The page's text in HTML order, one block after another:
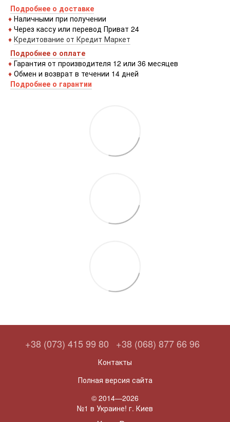
Подробнее о доставке
♦ Наличными при получении
♦ Через кассу или перевод Приват 24
♦ Кредитование от Кредит Маркет
Подробнее о оплате
♦ Гарантия от производителя 12 или 36 месяцев
♦ Обмен и возврат в течении 14 дней
Подробнее о гарантии
+38 (073) 415 99 80 +38 (068) 877 66 96
Контакты
Полная версия сайта
© 2014—2026
№1 в Украине! г. Киев